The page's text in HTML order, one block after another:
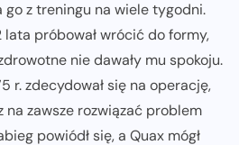
go z treningu na wiele tygodni.
lata próbował wrócić do formy,
nie dawały mu spokoju.
r. zdecydował się na operację,
na zawsze rozwiązać problem
powiódł się, a Quax mógł